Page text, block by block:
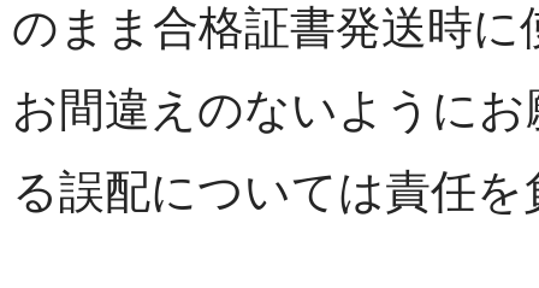
のまま合格証書発送時
お間違えのないように
る誤配については責任